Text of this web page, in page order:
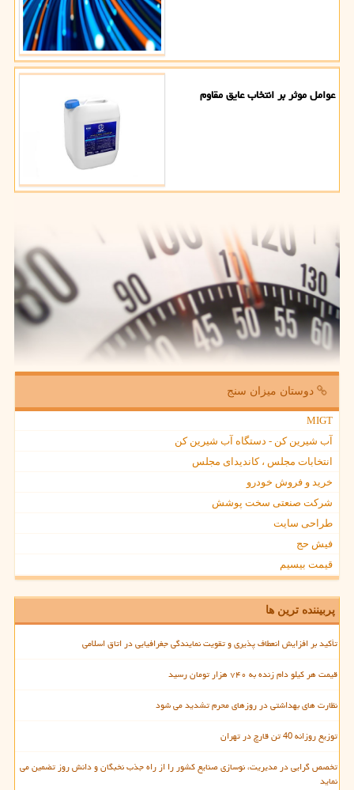
عوامل موثر بر انتخاب عایق مقاوم
دوستان میزان سنج
MIGT
آب شیرین کن - دستگاه آب شیرین کن
انتخابات مجلس ، کاندیدای مجلس
خرید و فروش خودرو
شرکت صنعتی سخت پوشش
طراحی سایت
فیش حج
قیمت بیسیم
پربیننده ترین ها
تأکید بر افزایش انعطاف پذیری و تقویت نمایندگی جغرافیایی در اتاق اسلامی
قیمت هر کیلو دام زنده به ۷۴۰ هزار تومان رسید
نظارت های بهداشتی در روزهای محرم تشدید می شود
توزیع روزانه 40 تن قارچ در تهران
تخصص گرایی در مدیریت، نوسازی صنایع کشور را از راه جذب نخبگان و دانش روز تضمین می
نماید